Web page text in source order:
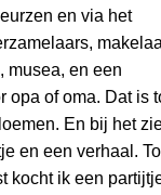
en via het
musea, en een
opa of oma. Dat is
En bij het
en een verhaal.
kocht ik een